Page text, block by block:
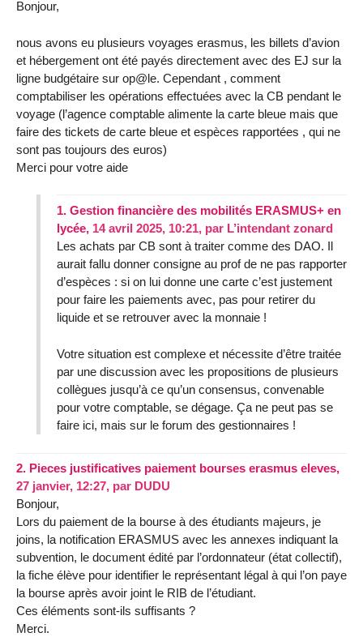
Bonjour,
nous avons eu plusieurs voyages erasmus, les billets d’avion
et hébergement ont été payés directement avec des EJ sur la
ligne budgétaire sur op@le. Cependant , comment
comptabiliser les opérations effectuées avec la CB pendant le
voyage (l’agence comptable alimente la carte bleue mais que
faire des tickets de carte bleue et espèces rapportées , qui ne
sont pas toujours des euros)
Merci pour votre aide
1. Gestion financière des mobilités ERASMUS+ en
lycée, 14 avril 2025, 10:21, par L’intendant zonard
Les achats par CB sont à traiter comme des DAO. Il
aurait fallu donner consigne au prof de ne pas rapporter
d’espèces : si on lui donne une carte c’est justement
pour faire les paiements avec, pas pour retirer du
liquide et se retrouver avec la monnaie !
Votre situation est complexe et nécessite d’être traitée
par une discussion avec les propositions de plusieurs
collègues jusqu’à ce qu’un consensus, convenable
pour votre comptable, se dégage. Ça ne peut pas se
faire ici, mais sur le forum des gestionnaires !
2. Pieces justificatives paiement bourses erasmus eleves,
27 janvier, 12:27, par DUDU
Bonjour,
Lors du paiement de la bourse à des étudiants majeurs, je
joins, la notification ERASMUS avec les annexes indiquant la
subvention, le document édité par l’ordonnateur (état collectif),
la fiche élève pour identifier le représentant légal à qui l’on paye
la bourse après avoir joint le RIB de l’étudiant.
Ces éléments sont-ils suffisants ?
Merci.